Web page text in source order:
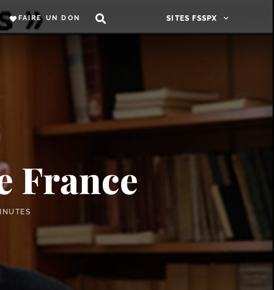
FAIRE UN DON SITES FSSPX
France